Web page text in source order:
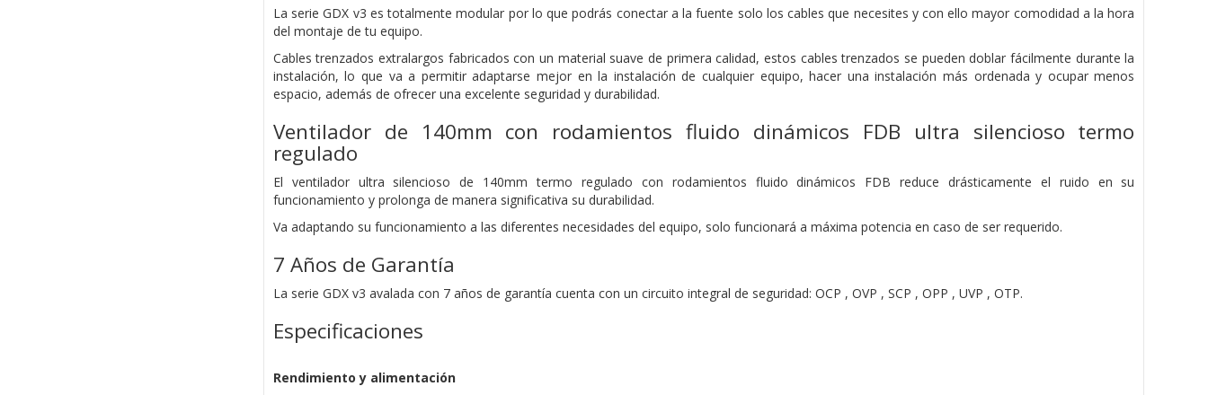
La serie GDX v3 es totalmente modular por lo que podrás conectar a la fuente solo los cables que necesites y con ello mayor comodidad a la hora
del montaje de tu equipo.
Cables trenzados extralargos fabricados con un material suave de primera calidad, estos cables trenzados se pueden doblar fácilmente durante la
instalación, lo que va a permitir adaptarse mejor en la instalación de cualquier equipo, hacer una instalación más ordenada y ocupar menos
espacio, además de ofrecer una excelente seguridad y durabilidad.
Ventilador de 140mm con rodamientos fluido dinámicos FDB ultra silencioso termo
regulado
El ventilador ultra silencioso de 140mm termo regulado con rodamientos fluido dinámicos FDB reduce drásticamente el ruido en su
funcionamiento y prolonga de manera significativa su durabilidad.
Va adaptando su funcionamiento a las diferentes necesidades del equipo, solo funcionará a máxima potencia en caso de ser requerido.
7 Años de Garantía
La serie GDX v3 avalada con 7 años de garantía cuenta con un circuito integral de seguridad: OCP , OVP , SCP , OPP , UVP , OTP.
Especificaciones
Rendimiento y alimentación